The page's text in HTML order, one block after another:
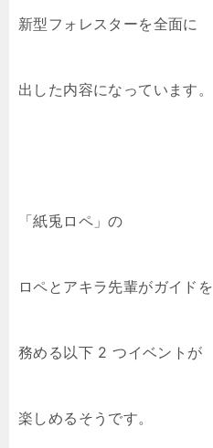
新型フォレスターを全面に
出した内容になっています。
「紙兎ロペ」の
ロペとアキラ先輩がガイドを
務める以下 2 つイベントが
楽しめるそうです。